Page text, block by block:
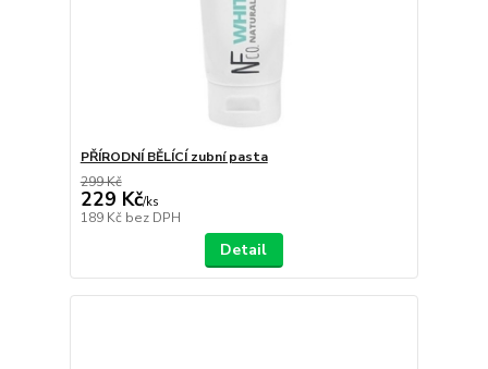
PŘÍRODNÍ BĚLÍCÍ zubní pasta
299 Kč
229 Kč/ks
189 Kč bez DPH
Detail